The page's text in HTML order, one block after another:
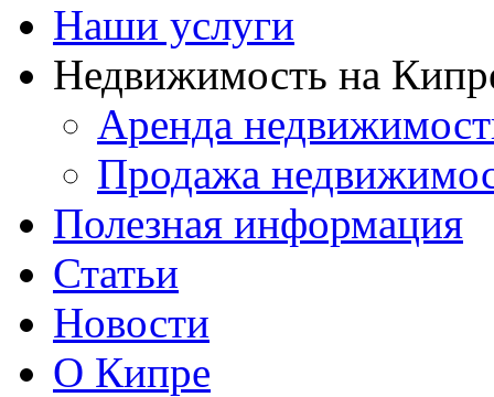
Наши услуги
Недвижимость на
Аренда
Продажа
Полезная информация
Статьи
Новости
О Кипре